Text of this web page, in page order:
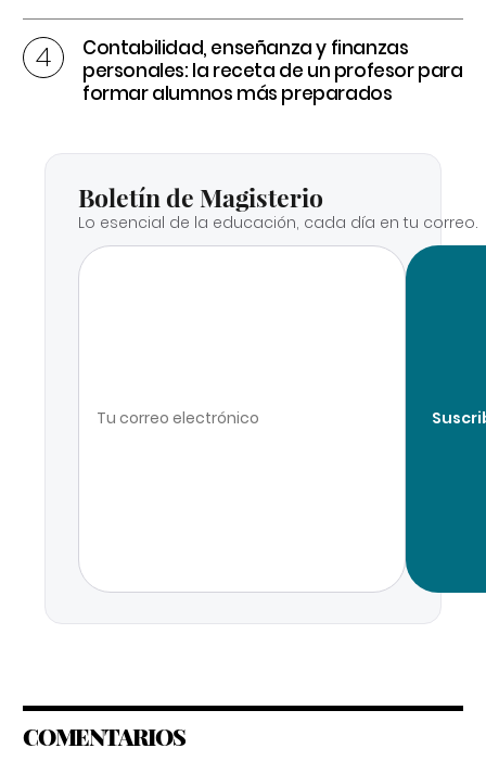
Contabilidad, enseñanza y finanzas
personales: la receta de un profesor para
formar alumnos más preparados
Boletín de Magisterio
Lo esencial de la educación, cada día en tu correo.
COMENTARIOS